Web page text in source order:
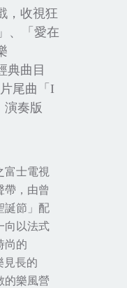
， 收視狂
、「愛在
典曲目
尾曲「 I
演奏版
富士電視
帶，由曾
誕節」配
向以法式
尚的
見長的
的樂風營